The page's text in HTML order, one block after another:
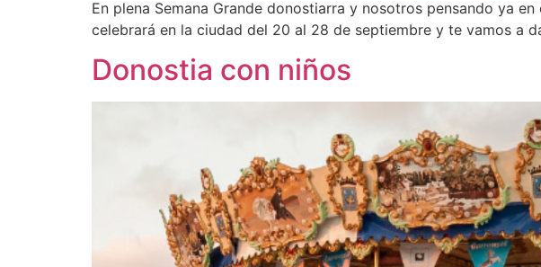
En plena Semana Grande donostiarra y nosotros pensando ya
celebrará en la ciudad del 20 al 28 de septiembre y te vamos a
Donostia con niños